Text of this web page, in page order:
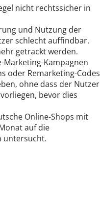
nicht rechtssicher in
und Nutzung der
schlecht auffindbar.
getrackt werden.
Kampagnen
oder Remarketing-Codes
ohne dass der Nutzer
bevor dies
Online-Shops mit
auf die
untersucht.